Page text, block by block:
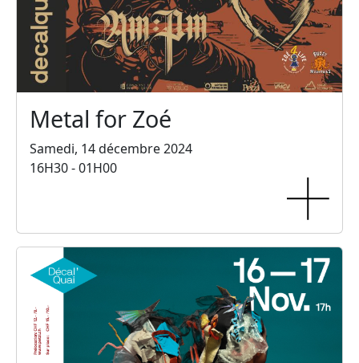
Metal for Zoé
Samedi, 14 décembre 2024
16H30 - 01H00